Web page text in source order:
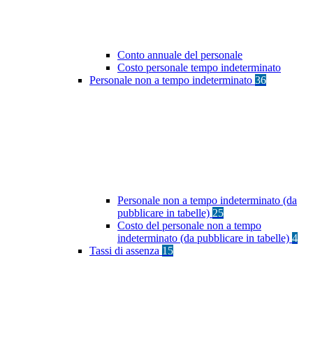
Conto annuale del personale
Costo personale tempo indeterminato
Personale non a tempo indeterminato 36
Personale non a tempo indeterminato (da
pubblicare in tabelle) 25
Costo del personale non a tempo
indeterminato (da pubblicare in tabelle) 4
Tassi di assenza 15